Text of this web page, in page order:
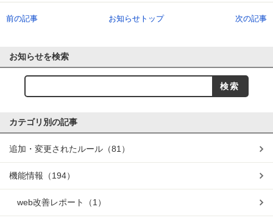
前の記事 お知らせトップ 次の記事
お知らせを検索
カテゴリ別の記事
追加・変更されたルール （81）
機能情報 （194）
web改善レポート （1）